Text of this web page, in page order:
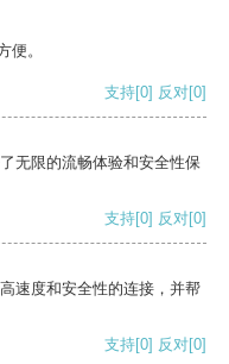
便。
支持[0] 反对[0]
无限的流畅体验和安全性保
支持[0] 反对[0]
速度和安全性的连接，并帮
支持[0] 反对[0]